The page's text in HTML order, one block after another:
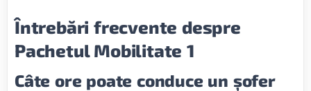
Întrebări frecvente despre
Pachetul Mobilitate 1
Câte ore poate conduce un șofer